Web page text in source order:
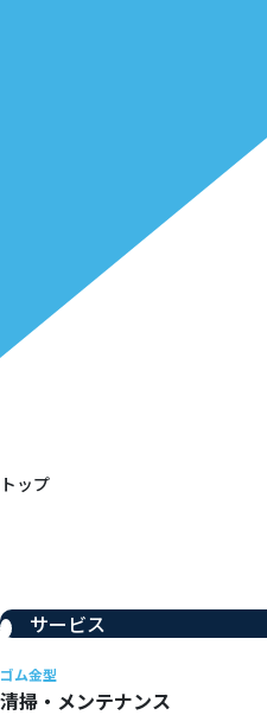
トップ
サービス
ゴム金型
清掃・メンテナンス